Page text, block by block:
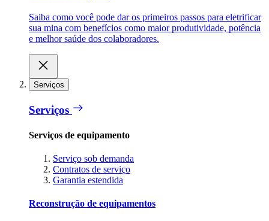
Saiba como você pode dar os primeiros passos para eletrificar
sua mina com benefícios como maior produtividade, potência
e melhor saúde dos colaboradores.
Serviços
Serviços
Serviços de equipamento
Serviço sob demanda
Contratos de serviço
Garantia estendida
Reconstrução de equipamentos